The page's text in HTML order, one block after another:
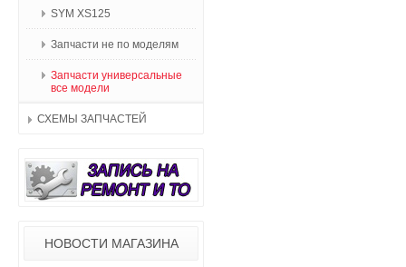
SYM XS125
Запчасти не по моделям
Запчасти универсальные
все модели
СХЕМЫ ЗАПЧАСТЕЙ
НОВОСТИ МАГАЗИНА